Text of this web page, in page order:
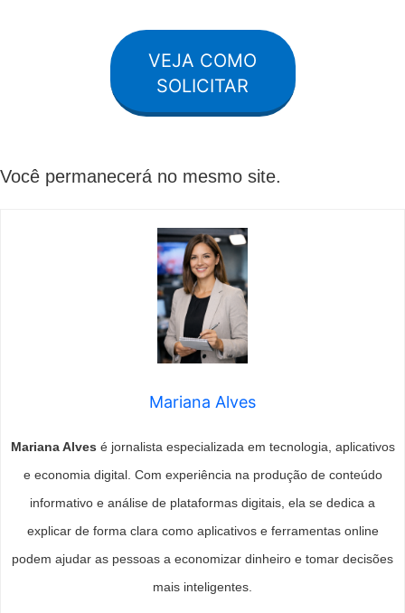
VEJA COMO
SOLICITAR
Você permanecerá no mesmo site.
Mariana Alves
Mariana Alves é jornalista especializada em tecnologia, aplicativos
e economia digital. Com experiência na produção de conteúdo
informativo e análise de plataformas digitais, ela se dedica a
explicar de forma clara como aplicativos e ferramentas online
podem ajudar as pessoas a economizar dinheiro e tomar decisões
mais inteligentes.